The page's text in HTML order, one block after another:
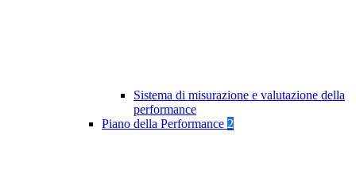
Sistema di misurazione e valutazione della
performance
Piano della Performance 2